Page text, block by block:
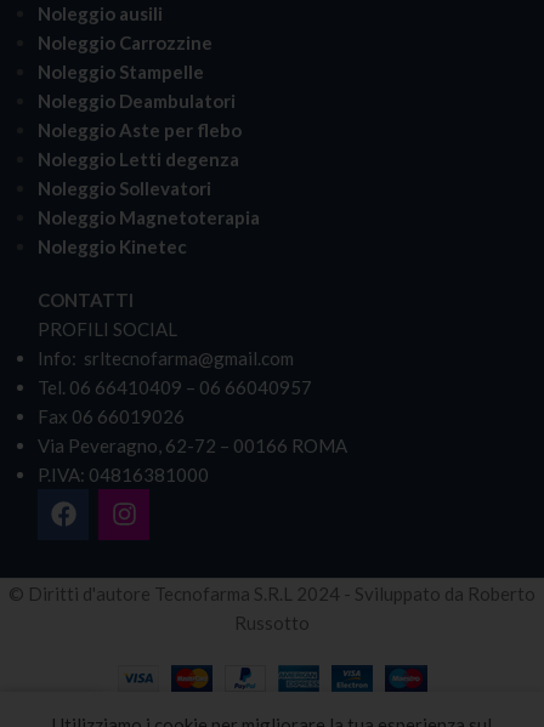
Noleggio ausili
Noleggio Carrozzine
Noleggio Stampelle
Noleggio Deambulatori
Noleggio Aste per flebo
Noleggio Letti degenza
Noleggio Sollevatori
Noleggio Magnetoterapia
Noleggio Kinetec
CONTATTI
PROFILI SOCIAL
Info: srltecnofarma@gmail.com
Tel. 06 66410409 – 06 66040957
Fax 06 66019026
Via Peveragno, 62-72 – 00166 ROMA
P.IVA: 04816381000
© Diritti d'autore Tecnofarma S.R.L 2024 - Sviluppato da Roberto
Russotto